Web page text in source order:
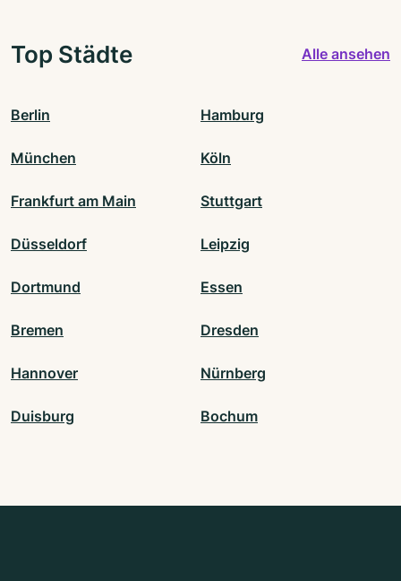
Top Städte Alle ansehen
Berlin Hamburg
München Köln
Frankfurt am Main Stuttgart
Düsseldorf Leipzig
Dortmund Essen
Bremen Dresden
Hannover Nürnberg
Duisburg Bochum